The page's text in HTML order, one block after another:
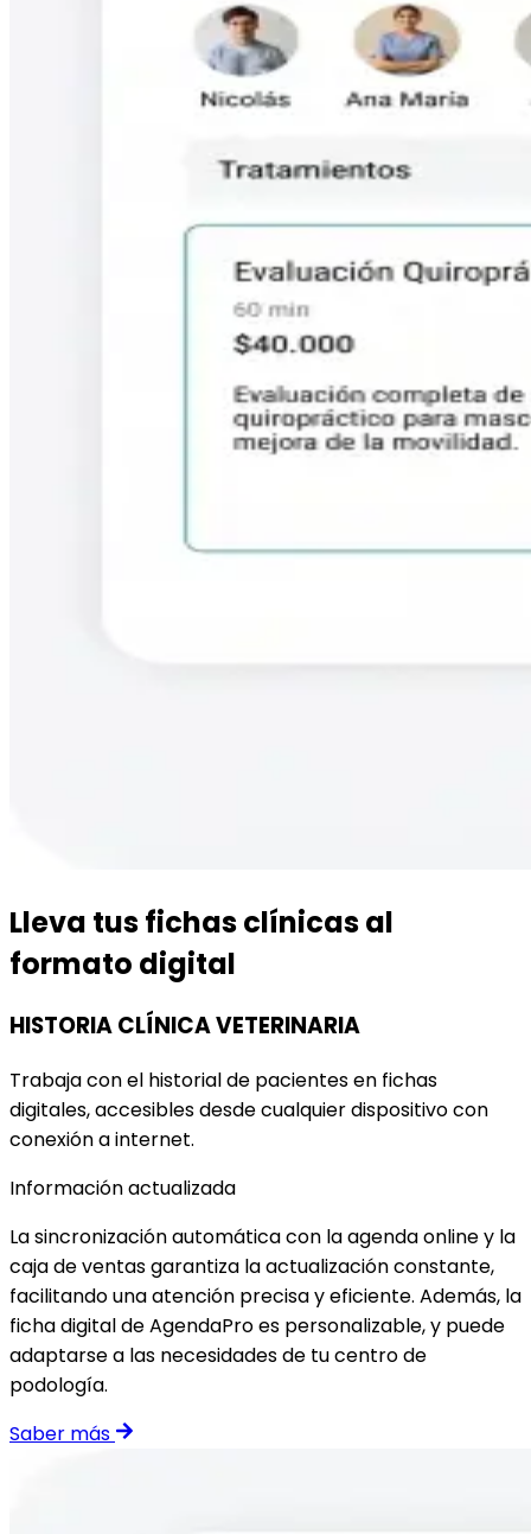
Lleva tus fichas clínicas al
formato digital
HISTORIA CLÍNICA VETERINARIA
Trabaja con el historial de pacientes en fichas
digitales, accesibles desde cualquier dispositivo con
conexión a internet.
Información actualizada
La sincronización automática con la agenda online y la
caja de ventas garantiza la actualización constante,
facilitando una atención precisa y eficiente. Además, la
ficha digital de AgendaPro es personalizable, y puede
adaptarse a las necesidades de tu centro de
podología.
Saber más